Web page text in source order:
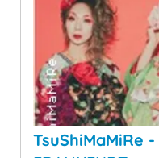
TsuShiMaMiRe